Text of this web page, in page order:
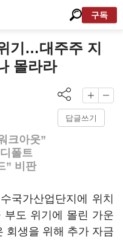
구독
기…대주주 지
몰라라
답글쓰기
크아웃”
폴트
” 비판
국가산업단지에 위치
부도 위기에 몰린 가운
회생을 위해 추가 자금